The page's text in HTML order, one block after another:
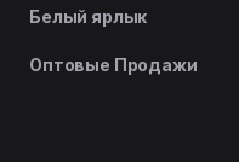
Белый ярлык
Оптовые Продажи